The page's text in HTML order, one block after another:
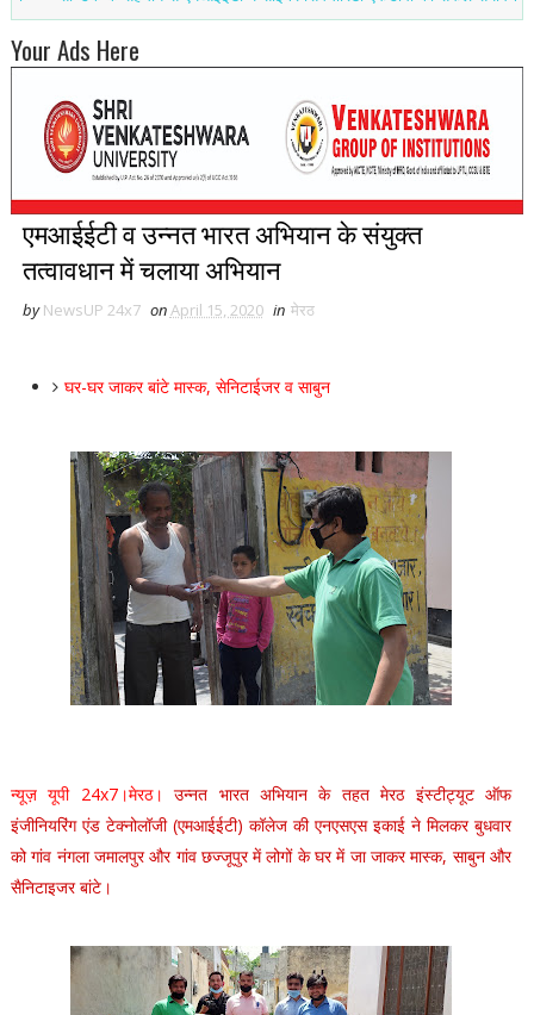
Your Ads Here
एमआईईटी व उन्नत भारत अभियान के संयुक्त
तत्वावधान में चलाया अभियान
by NewsUP 24x7 onApril 15, 2020 in मेरठ
घर-घर जाकर बांटे मास्क, सेनिटाईजर व साबुन
न्यूज़ यूपी 24x7।मेरठ। उन्नत भारत अभियान के तहत मेरठ इंस्टीट्यूट ऑफ
इंजीनियरिंग एंड टेक्नोलॉजी (एमआईईटी) कॉलेज की एनएसएस इकाई ने मिलकर बुधवार
को गांव नंगला जमालपुर और गांव छज्जूपुर में लोगों के घर में जा जाकर मास्क, साबुन और
सैनिटाइजर बांटे।